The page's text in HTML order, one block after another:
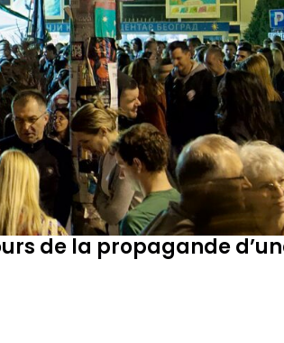
de la propagande